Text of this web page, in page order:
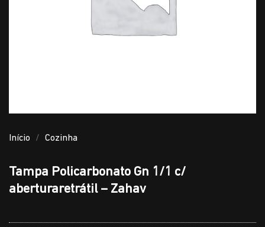
Início / Cozinha
Tampa Policarbonato Gn 1/1 c/
aberturaretrátil – Zahav